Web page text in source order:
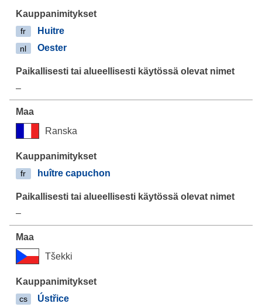
fr Huitre
nl Oester
–
Ranska
fr huître capuchon
–
Tšekki
cs Ústřice